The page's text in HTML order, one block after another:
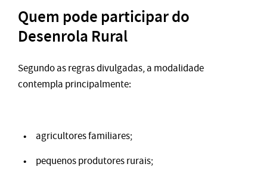
Quem pode participar do
Desenrola Rural
Segundo as regras divulgadas, a modalidade
contempla principalmente:
agricultores familiares;
pequenos produtores rurais;